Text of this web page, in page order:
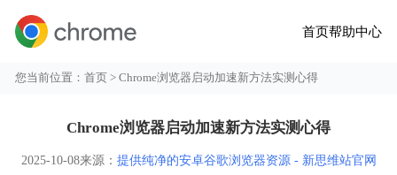
首页帮助中心
您当前位置：首页 > Chrome浏览器启动加速新方法实测心得
Chrome浏览器启动加速新方法实测心得
2025-10-08来源： 提供纯净的安卓谷歌浏览器资源 - 新思维站官网